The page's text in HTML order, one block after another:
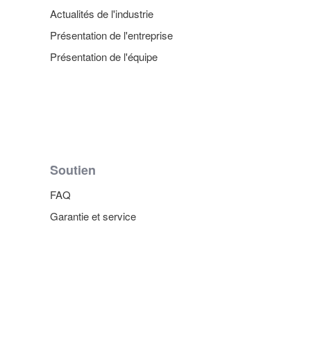
Actualités de l'industrie
Présentation de l'entreprise
Présentation de l'équipe
Soutien
FAQ
Garantie et service